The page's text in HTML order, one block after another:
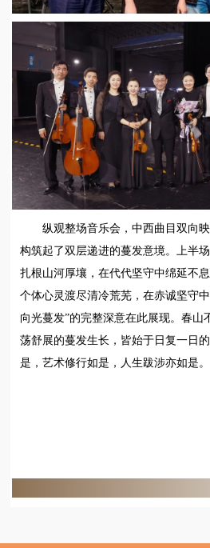
纵观整场音乐会，中西曲目双向
构筑起了双层递进的蔓发意境。上半
扎根山河厚壤，在代代坚守中绵延不
个体心灵渡尽清冷荒芜，在赤诚坚守
向光蔓发”的完整深意在此展现。春山
荡舒展的蔓发生长，皆始于日复一日
是，艺术修行如是，人生跋涉亦如是。